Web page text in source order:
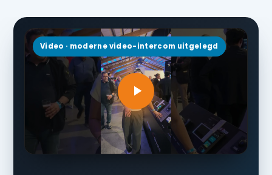
Video · moderne video-intercom uitgelegd